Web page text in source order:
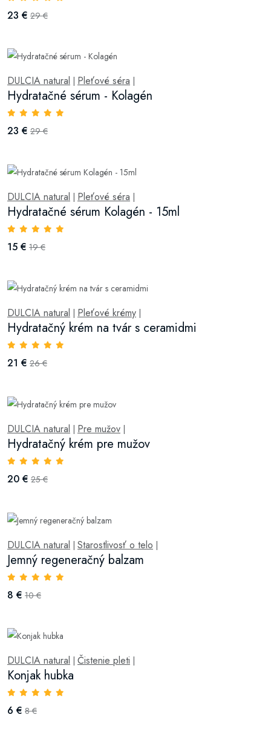
23 € 29 €
DULCIA natural Pleťové séra
Hydratačné sérum - Kolagén
23 € 29 €
DULCIA natural Pleťové séra
Hydratačné sérum Kolagén - 15ml
15 € 19 €
DULCIA natural | Pleťové krémy |
Hydratačný krém na tvár s ceramidmi
21 € 26 €
DULCIA natural | Pre mužov |
Hydratačný krém pre mužov
20 € 25 €
DULCIA natural | Starostlivosť o telo |
Jemný regeneračný balzam
8 € 10 €
DULCIA natural Čistenie pleti
Konjak hubka
6 € 8 €